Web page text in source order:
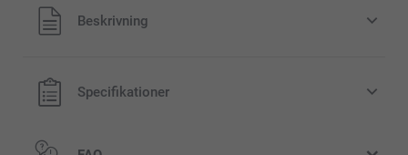
Alla priser är i svenska kronor (SEK), inklusive moms och
exklusive porto.
Beskrivning
Specifikationer